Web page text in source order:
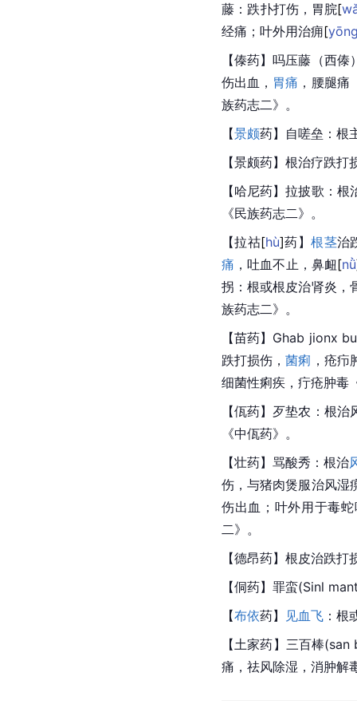
藤：跌扑打伤，胃脘[
经痛 ；叶外用治痈[
【傣药】吗压藤（西
伤出血， 胃痛 ，腰腿
族药志二》。
【景颇药】自嗟垒：根
【景颇药】根治疗跌
【哈尼药】拉披歌：根
《民族药志二》。
【拉祜[hù]药】根茎治
痛 ，吐血不止，鼻衄[nǜ
拐：根或根皮治肾炎，
族药志二》。
【苗药】Ghab jionx
跌打损伤，菌痢 ，疮
细菌性痢疾， 疔疮肿毒
【佤药】歹垫农：根治
《中佤药》。
【壮药】骂酸秀：根治
伤，与猪肉煲服治风湿
伤出血；叶外用于毒
二》。
【德昂药】根皮治跌打
【侗药】罪蛮(Sinl
【布依药】 见血飞 ：
【土家药】三百棒
痛，祛风除湿，消肿解